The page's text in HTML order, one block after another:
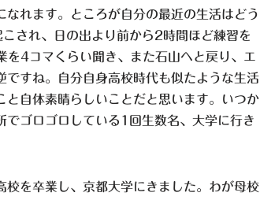
れます。ところが自分の最近の生活はどう
され、日の出より前から2時間ほど練習を
4コマくらい聞き、また石山へと戻り、エ
ですね。自分自身高校時代も似たような生活
自体素晴らしいことだと思います。いつか
ゴロゴロしている1回生数名、大学に行き
を卒業し、京都大学にきました。わが母校